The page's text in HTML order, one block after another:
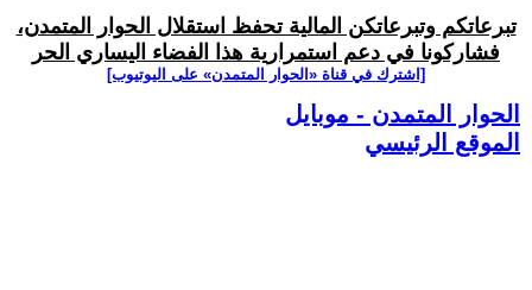
تبرعاتكم وتبرعاتكن المالية تحفظ استقلال الحوار المتمدن،
فشاركونا في دعم استمرارية هذا الفضاء اليساري الحر
[اشترك في قناة ‫«الحوار المتمدن» على اليوتيوب]
الحوار المتمدن - موبايل
الموقع الرئيسي